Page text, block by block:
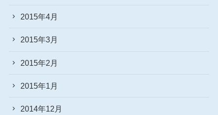
2015年4月
2015年3月
2015年2月
2015年1月
2014年12月